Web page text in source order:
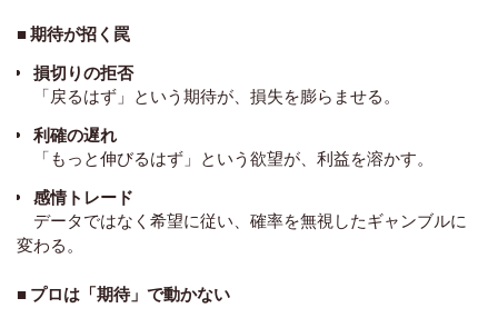
■ 期待が招く罠
損切りの拒否
「戻るはず」という期待が、損失を膨らませる。
利確の遅れ
「もっと伸びるはず」という欲望が、利益を溶かす。
感情トレード
データではなく希望に従い、確率を無視したギャンブルに
変わる。
■ プロは「期待」で動かない